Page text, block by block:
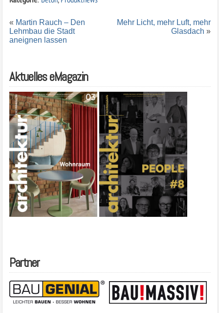
« Martin Rauch – Den
Lehmbau die Stadt
aneignen lassen
Mehr Licht, mehr Luft, mehr
Glasdach »
Aktuelles eMagazin
Partner